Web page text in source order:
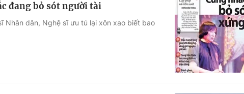
đang bỏ sót người tài
Nhân dân, Nghệ sĩ ưu tú lại xôn xao biết bao